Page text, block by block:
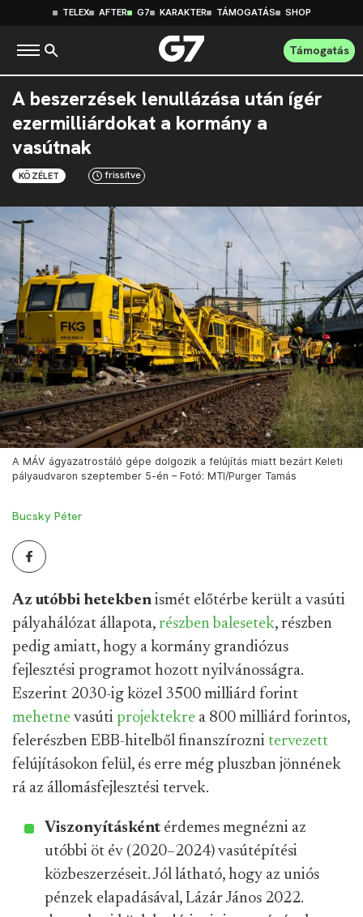
TELEX AFTER G7 KARAKTER TÁMOGATÁS SHOP
Támogatás
A beszerzések lenullázása után ígér
ezermilliárdokat a kormány a
vasútnak
KÖZÉLET frissítve
A MÁV ágyazatrostáló gépe dolgozik a felújítás miatt bezárt Keleti
pályaudvaron szeptember 5-én – Fotó: MTI/Purger Tamás
Bucsky Péter
Az utóbbi hetekben ismét előtérbe került a vasúti
pályahálózat állapota, részben balesetek, részben
pedig amiatt, hogy a kormány grandiózus
fejlesztési programot hozott nyilvánosságra.
Eszerint 2030-ig közel 3500 milliárd forint
mehetne vasúti projektekre a 800 milliárd forintos,
felerészben EBB-hitelből finanszírozni tervezett
felújításokon felül, és erre még pluszban jönnének
rá az állomásfejlesztési tervek.
Viszonyításként érdemes megnézni az
utóbbi öt év (2020–2024) vasútépítési
közbeszerzéseit. Jól látható, hogy az uniós
pénzek elapadásával, Lázár János 2022.